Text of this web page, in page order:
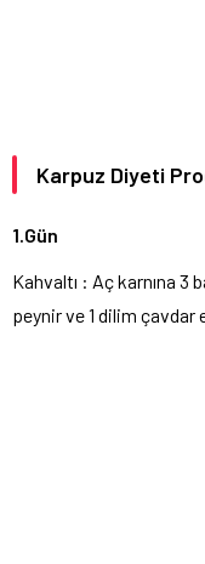
Karpuz Diyeti
1.Gün
Kahvaltı : Aç karnına 3
peynir ve 1 dilim çavdar